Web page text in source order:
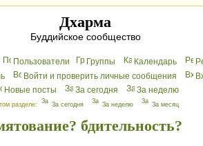
Дхарма
Буддийское сообщество
Пользователи Группы Календарь
Войти и проверить личные сообщения
Новые посты
За сегодня За неделю
разделе: За сегодня За неделю За месяц
бдительность?